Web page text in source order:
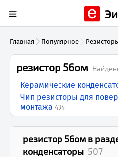
Главная Популярное
резистор 56ом
Керамические
Чип резисторы для
монтажа 434
резистор 56ом в
конденсаторы 507